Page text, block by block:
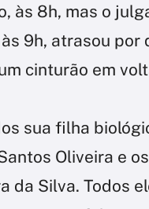
às 8h, mas o
9h, atrasou por
cinturão em
sua filha
Oliveira e
da Silva. Todos